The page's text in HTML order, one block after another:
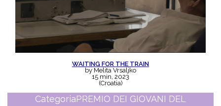
WAITING FOR THE TRAIN
by Melita Vrsaljko
15 min, 2023
(Croatia)
CategoriaPREMIO DEI GIOVANI DEL